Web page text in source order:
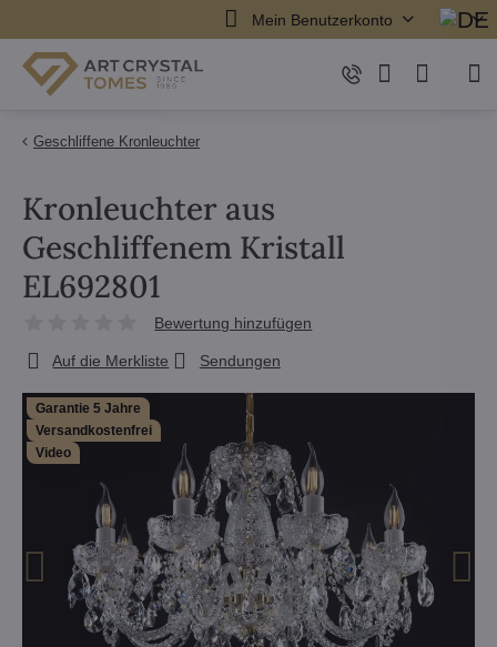
Mein Benutzerkonto
Geschliffene Kronleuchter
Garantie 5 Jahre
Versandkostenfrei
Video
Kronleuchter aus
Geschliffenem Kristall
EL692801
Bewertung hinzufügen
Auf die Merkliste Sendungen